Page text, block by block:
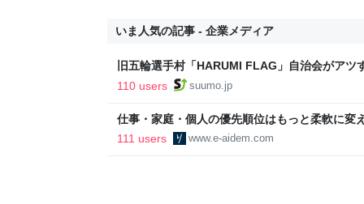
いま人気の記事 - 企業メディア
旧五輪選手村「HARUMI FLAG」自治会がアツ
ルで挑む、盆踊り2万人集客や交通改善など“
110 users suumo.jp
仕事・家庭・個人の優先順位はもっと柔軟に変
後の自分に伝えたいこと - りっすん by イーア
111 users www.e-aidem.com